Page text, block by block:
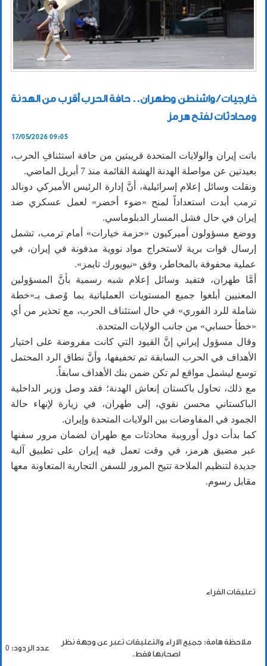
خارجيات / واشنطن وطهران.. حافة الحرب أقرب من الهدنة
ومحادثات لفتح هرمز
17/05/2026 09:05
باتت إيران والولايات المتحدة قريبتين من حافة استئنافِ الحرب،
بعيدتين عن مواصلة الهدنة الهشة القائمة منذ 7 أبريل الماضي.
ونقلت وسائل إعلام إسرائيلية، أنَّ إدارة الرئيس الأميركي دونالد
ترمب أبدت استعداداً لمنح «ضوء أخضر» لعمل عسكري ضد
إيران في حال فشل المسار الدبلوماسي.
ووضع مسؤولون أميركيون «حزمة خيارات» أمام ترمب، تشمل
إرسال قوات برية لاستخراج مواد نووية مدفونة في إيران، في
عملية محفوفة بالمخاطر، وفق «نيويورك تايمز».
أمَّا طهران، فتفيد وسائل إعلام شبه رسمية بأنَّ المسؤولين
المعنيين أبلغوا جميع المستويات العملياتية بما وُصف بـ«خطة
شاملة للرد الفوري» في حال استئناف الحرب، مع تحذير من أي
«خطأ حسابي» من جانب الولايات المتحدة.
وقال مسؤول إيراني إنَّ القيود التي كانت مفروضة على اختيار
الأهداف في الحرب السابقة تم تخفيفها، وأنَّ نطاق الرد المحتمل
توسع ليشمل مواقع لم تكن ضمن بنك الأهداف سابقاً.
مع ذلك، تحاول باكستان إنعاش الهدنة؛ فقد وصل وزير الداخلية
الباكستاني محسن نقوي، إلى طهران، في زيارة لإنهاء حالة
الجمود في المفاوضات بين الولايات المتحدة وإيران.
كما بدأت دول أوروبية محادثات مع طهران لضمان مرور سفنها
عبر مضيق هرمز، في وقت تعمل فيه إيران على تطبيق آلية
جديدة لتنظيم الملاحة تتيح المرور للسفن التجارية المتعاونة معها
مقابل رسوم.
تعليقات القراء
ملاحظة هامة: جميع الاراء والتعليقات تعبر عن وجهة نظر
اصحابها فقط.
عدد الردود: 0